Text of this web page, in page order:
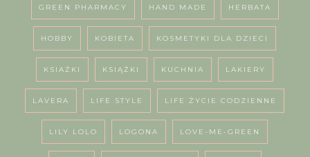
GREEN PHARMACY HAND MADE HERBATA
HOBBY KOBIETA KOSMETYKI DLA DZIECI
KSIAŻKI KSIĄŻKI KUCHNIA LAKIERY
LAVERA LIFE STYLE LIFE ŻYCIE CODZIENNE
LILY LOLO LOGONA LOVE-ME-GREEN